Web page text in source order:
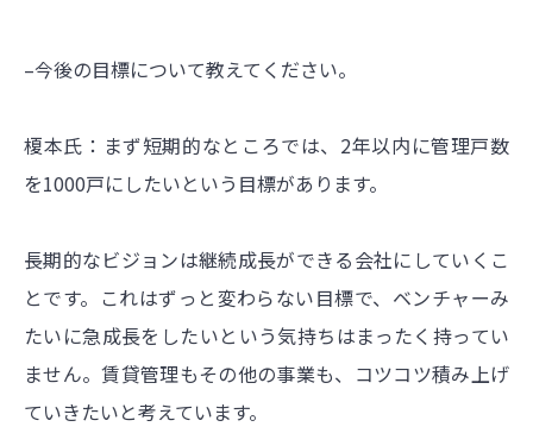
–今後の目標について教えてください。
榎本氏：まず短期的なところでは、2年以内に管理戸数
を1000戸にしたいという目標があります。
長期的なビジョンは継続成長ができる会社にしていくこ
とです。これはずっと変わらない目標で、ベンチャーみ
たいに急成長をしたいという気持ちはまったく持ってい
ません。賃貸管理もその他の事業も、コツコツ積み上げ
ていきたいと考えています。